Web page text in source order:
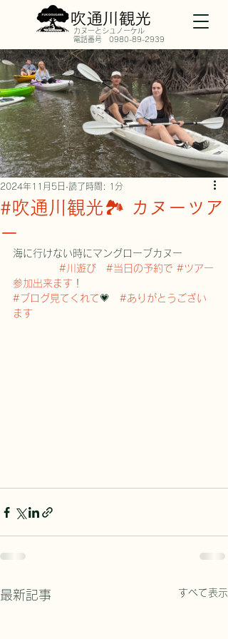
​カヌーとシュノーケル
​電話番号 0980-89-2939
#吹通川観光🏞️ カヌーツア
ー
2024年11月5日 読了時間: 1分
海に行けない時にマングローブカヌー
#川遊び
#当日の予約で #ツアー
参加出来ます ！
#ブログ見てくれて💗 #ありがとうござい
ます
最新記事 すべて表示